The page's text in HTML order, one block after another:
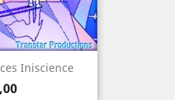
Iniscience